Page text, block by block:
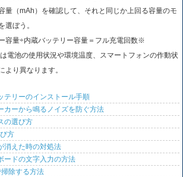
量（mAh）を確認して、それと同じか上回る容量のモ
選ぼう。
容量÷内蔵バッテリー容量＝フル充電回数※
電池の使用状況や環境温度、スマートフォンの作動状
より異なります。
テリーのインストール手順
カーから鳴るノイズを防ぐ方法
の選び方
方
消えた時の対処法
ードの文字入力の方法
除する方法